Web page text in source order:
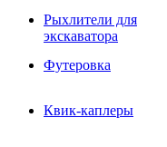
Рыхлители для
экскаватора
Футеровка
Квик-каплеры